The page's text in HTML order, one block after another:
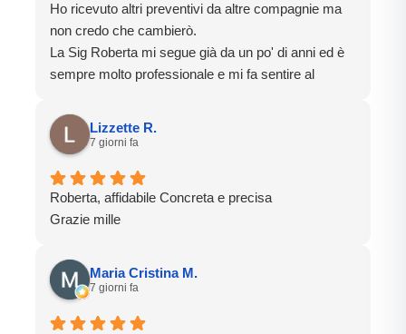
Ho ricevuto altri preventivi da altre compagnie ma
non credo che cambierò.
La Sig Roberta mi segue già da un po' di anni ed è
sempre molto professionale e mi fa sentire al
Grazie
Lizzette R.
7 giorni fa
Roberta, affidabile Concreta e precisa
Grazie mille
Maria Cristina M.
7 giorni fa